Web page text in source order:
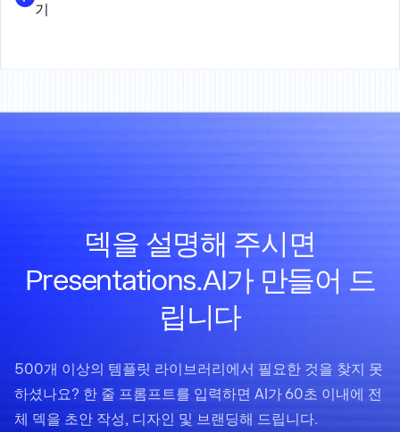
기
덱을 설명해 주시면
Presentations.AI가 만들어 드
립니다
500개 이상의 템플릿 라이브러리에서 필요한 것을 찾지 못
하셨나요? 한 줄 프롬프트를 입력하면 AI가 60초 이내에 전
체 덱을 초안 작성, 디자인 및 브랜딩해 드립니다.